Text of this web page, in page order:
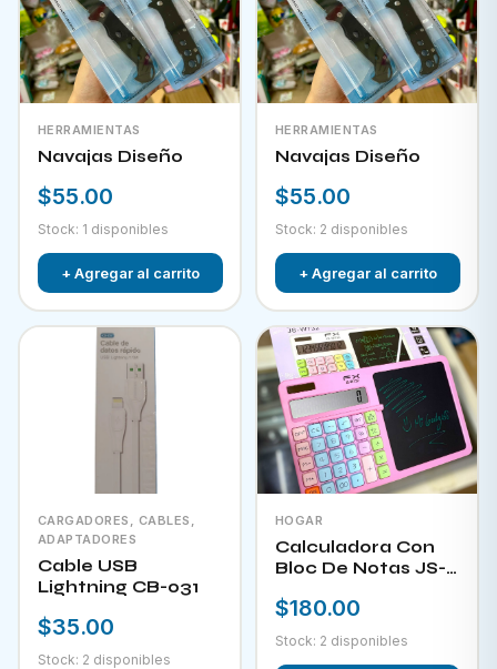
HERRAMIENTAS
Navajas Diseño
$55.00
Stock: 1 disponibles
+ Agregar al carrito
HERRAMIENTAS
Navajas Diseño
$55.00
Stock: 2 disponibles
+ Agregar al carrito
CARGADORES, CABLES,
ADAPTADORES
Cable USB
Lightning CB-031
$35.00
Stock: 2 disponibles
HOGAR
Calculadora Con
Bloc De Notas JS-
$180.00
Stock: 2 disponibles